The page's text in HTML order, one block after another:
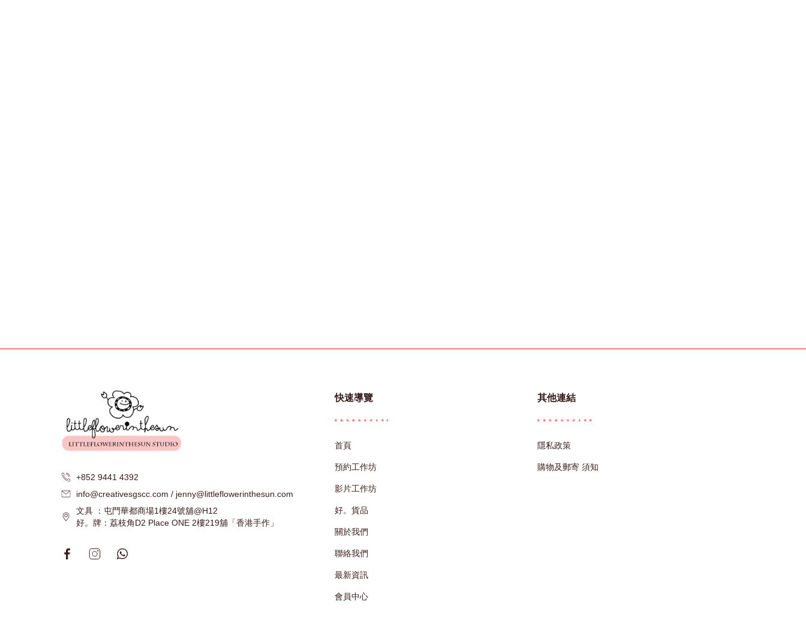
+852 9441 4392
info@creativesgscc.com / jenny@littleflowerinthesun.com
文具 ：屯門華都商場1樓24號舖@H12
好。牌：荔枝角D2 Place ONE 2樓219舖「香港手作」
快速導覽
首頁
預約工作坊
影片工作坊
好。貨品
關於我們
聯絡我們
最新資訊
會員中心
其他連結
隱私政策
購物及郵寄 須知